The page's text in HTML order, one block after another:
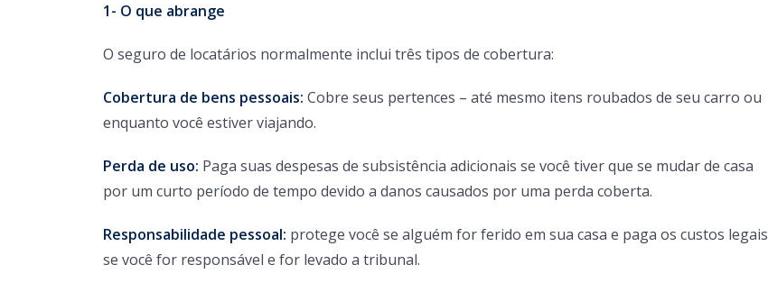
1- O que abrange
O seguro de locatários normalmente inclui três tipos de cobertura:
Cobertura de bens pessoais: Cobre seus pertences – até mesmo itens roubados de seu carro ou
enquanto você estiver viajando.
Perda de uso: Paga suas despesas de subsistência adicionais se você tiver que se mudar de casa
por um curto período de tempo devido a danos causados ​​por uma perda coberta.
Responsabilidade pessoal: protege você se alguém for ferido em sua casa e paga os custos legais
se você for responsável e for levado a tribunal.